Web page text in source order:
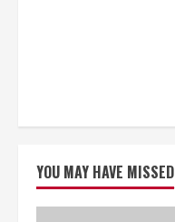
YOU MAY HAVE MISSED